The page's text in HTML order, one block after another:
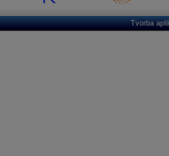
Tvorba